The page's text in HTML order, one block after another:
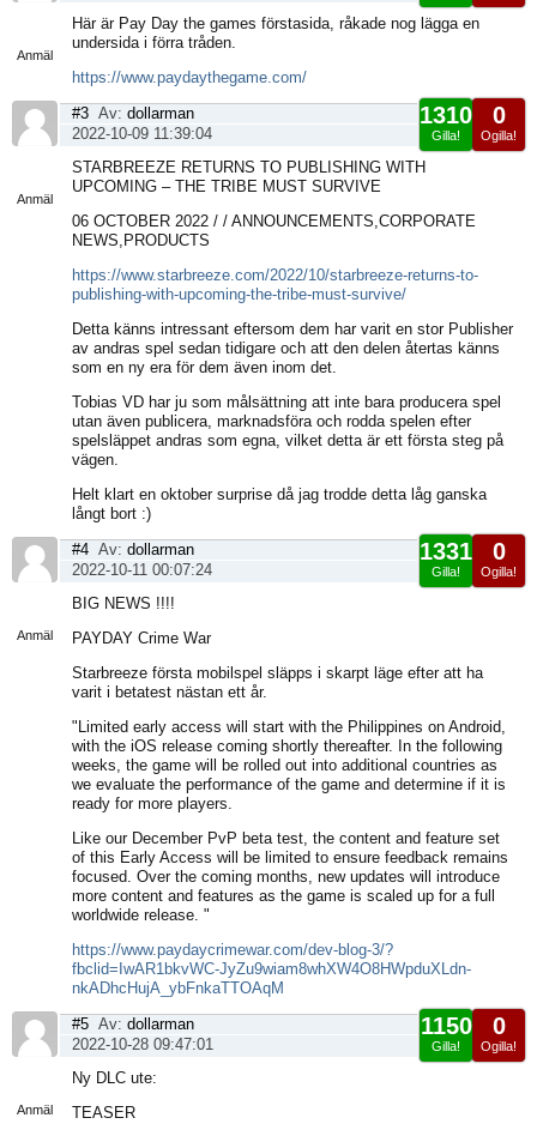
Anmäl
Här är Pay Day the games förstasida, råkade nog lägga en
undersida i förra tråden.
https://www.paydaythegame.com/
Anmäl
0
Ogilla!
1310
Gilla!
#3 Av: dollarman
2022-10-09 11:39:04
STARBREEZE RETURNS TO PUBLISHING WITH
UPCOMING – THE TRIBE MUST SURVIVE
06 OCTOBER 2022 / / ANNOUNCEMENTS,CORPORATE
NEWS,PRODUCTS
https://www.starbreeze.com/2022/10/starbreeze-returns-to-
publishing-with-upcoming-the-tribe-must-survive/
Detta känns intressant eftersom dem har varit en stor Publisher
av andras spel sedan tidigare och att den delen återtas känns
som en ny era för dem även inom det.
Tobias VD har ju som målsättning att inte bara producera spel
utan även publicera, marknadsföra och rodda spelen efter
spelsläppet andras som egna, vilket detta är ett första steg på
vägen.
Helt klart en oktober surprise då jag trodde detta låg ganska
långt bort :)
Anmäl
0
Ogilla!
1331
Gilla!
#4 Av: dollarman
2022-10-11 00:07:24
BIG NEWS !!!!
PAYDAY Crime War
Starbreeze första mobilspel släpps i skarpt läge efter att ha
varit i betatest nästan ett år.
"Limited early access will start with the Philippines on Android,
with the iOS release coming shortly thereafter. In the following
weeks, the game will be rolled out into additional countries as
we evaluate the performance of the game and determine if it is
ready for more players.
Like our December PvP beta test, the content and feature set
of this Early Access will be limited to ensure feedback remains
focused. Over the coming months, new updates will introduce
more content and features as the game is scaled up for a full
worldwide release. "
https://www.paydaycrimewar.com/dev-blog-3/?
fbclid=IwAR1bkvWC-JyZu9wiam8whXW4O8HWpduXLdn-
nkADhcHujA_ybFnkaTTOAqM
Anmäl
0
Ogilla!
1150
Gilla!
#5 Av: dollarman
2022-10-28 09:47:01
Ny DLC ute:
TEASER